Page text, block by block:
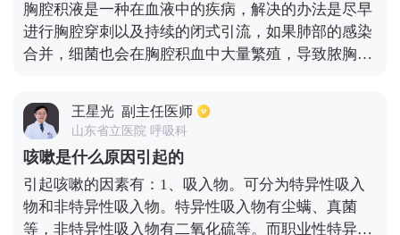
胸腔积液是一种在血液中的疾病，解决的办法是尽早
进行胸腔穿刺以及持续的闭式引流，如果肺部的感染
合并，细菌也会在胸腔积血中大量繁殖，导致脓胸，
肺挫伤，主要由高处坠落伤，车祸，撞击，重物砸
伤，锐器刺穿伤等外伤所导致。第二种是肺部的原发
疾病，如肺炎的炎性渗出、肺结核的结核性胸水以及
肺癌的恶性胸水等。对于不同原因所导致的胸腔积
液，在进行治疗时一般需要对症下药。
王星光 副主任医师
山东省立医院 呼吸科
咳嗽是什么原因引起的
引起咳嗽的因素有：1、吸入物。可分为特异性吸入
物和非特异性吸入物。特异性吸入物有尘螨、真菌
等，非特异性吸入物有二氧化硫等。而职业性特异性